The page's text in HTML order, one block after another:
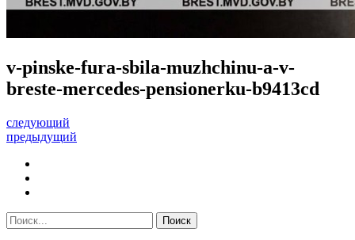
v-pinske-fura-sbila-muzhchinu-a-v-
breste-mercedes-pensionerku-b9413cd
следующий
предыдущий